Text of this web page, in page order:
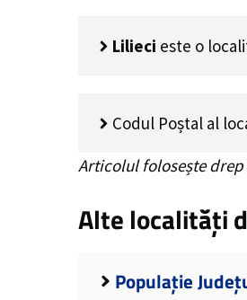
Lilieci este o
Codul Poștal al
Articolul folosește
Alte localități
Populație